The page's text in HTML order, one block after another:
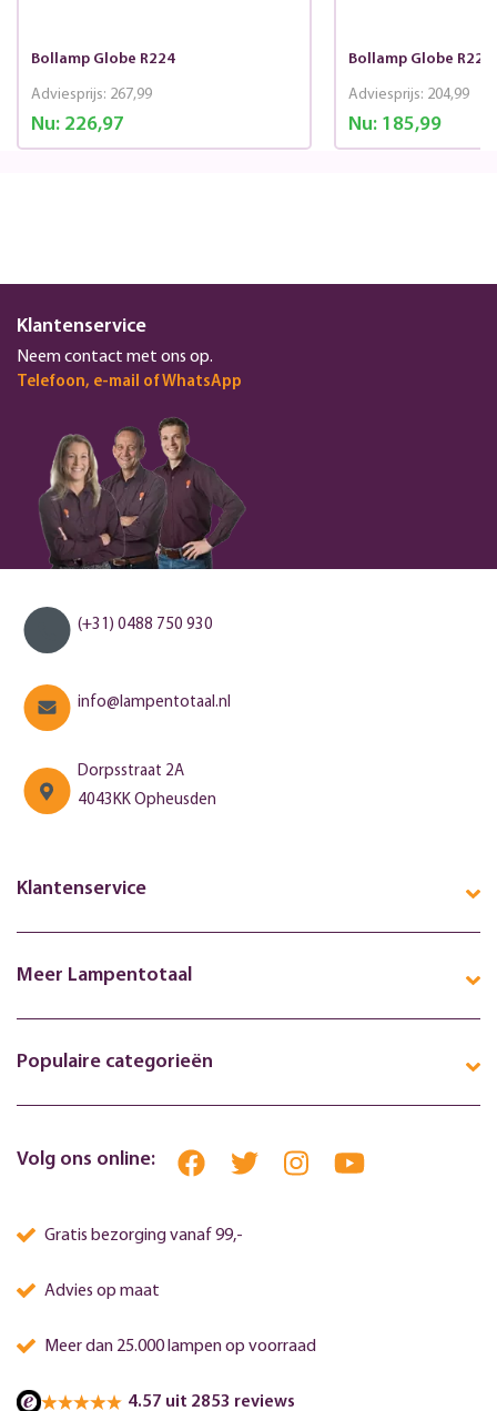
Bollamp Globe R224
Nu:226,97
Adviesprijs: 267,99
Bollamp Globe
Nu:185,99
Adviesprijs: 204,99
Klantenservice
Neem contact met ons op.
Telefoon, e-mail of WhatsApp
(+31) 0488 750 930
info@lampentotaal.nl
Dorpsstraat 2A
4043KK Opheusden
Klantenservice
Meer Lampentotaal
Populaire categorieën
Volg ons online:
Gratis bezorging vanaf 99,-
Advies op maat
Meer dan 25.000 lampen op voorraad
4.57 uit 2853 reviews